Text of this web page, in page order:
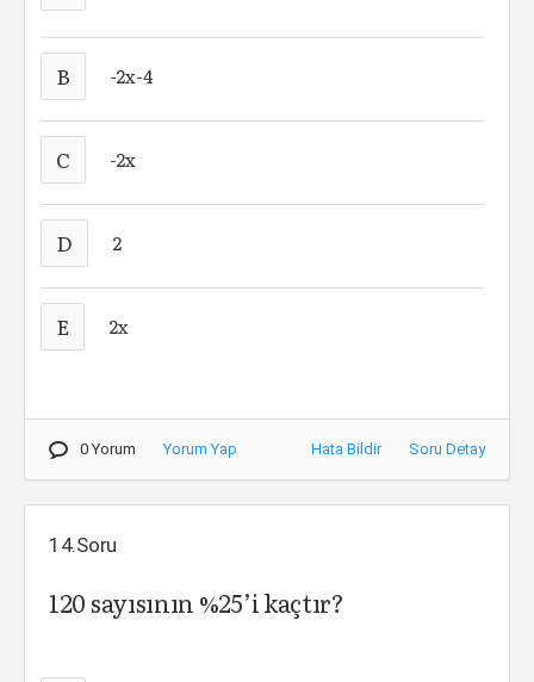
B -2x-4
C -2x
D 2
E 2x
0 Yorum Yorum Yap Hata Bildir Soru Detay
14.Soru
120 sayısının %25’i kaçtır?